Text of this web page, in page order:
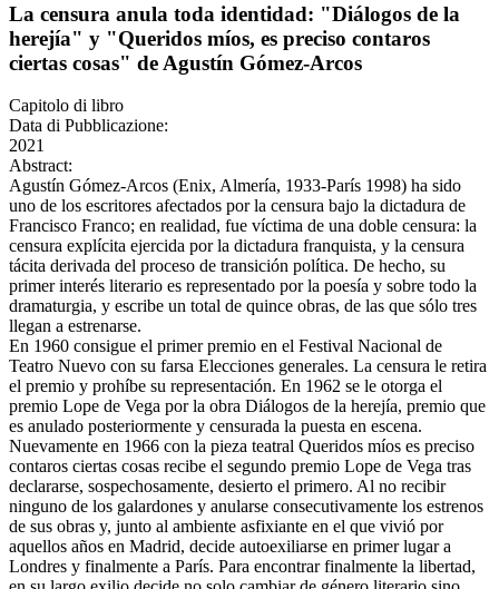
La censura anula toda identidad: "Diálogos de la
herejía" y "Queridos míos, es preciso contaros
ciertas cosas" de Agustín Gómez-Arcos
Capitolo di libro
Data di Pubblicazione:
2021
Abstract:
Agustín Gómez-Arcos (Enix, Almería, 1933-París 1998) ha sido
uno de los escritores afectados por la censura bajo la dictadura de
Francisco Franco; en realidad, fue víctima de una doble censura: la
censura explícita ejercida por la dictadura franquista, y la censura
tácita derivada del proceso de transición política. De hecho, su
primer interés literario es representado por la poesía y sobre todo la
dramaturgia, y escribe un total de quince obras, de las que sólo tres
llegan a estrenarse.
En 1960 consigue el primer premio en el Festival Nacional de
Teatro Nuevo con su farsa Elecciones generales. La censura le retira
el premio y prohíbe su representación. En 1962 se le otorga el
premio Lope de Vega por la obra Diálogos de la herejía, premio que
es anulado posteriormente y censurada la puesta en escena.
Nuevamente en 1966 con la pieza teatral Queridos míos es preciso
contaros ciertas cosas recibe el segundo premio Lope de Vega tras
declararse, sospechosamente, desierto el primero. Al no recibir
ninguno de los galardones y anularse consecutivamente los estrenos
de sus obras y, junto al ambiente asfixiante en el que vivió por
aquellos años en Madrid, decide autoexiliarse en primer lugar a
Londres y finalmente a París. Para encontrar finalmente la libertad,